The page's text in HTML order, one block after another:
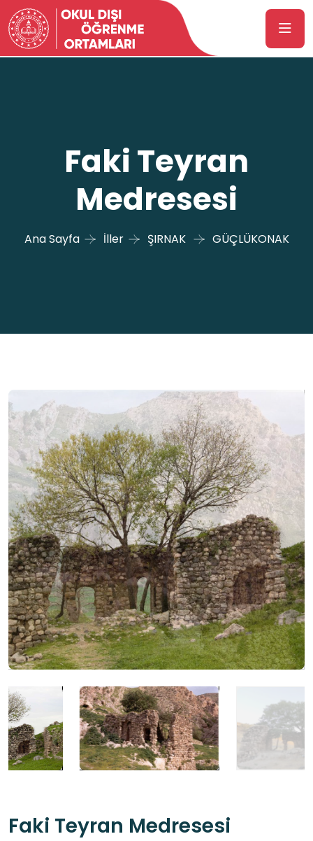
Faki Teyran
Medresesi
Ana Sayfa İller ŞIRNAK GÜÇLÜKONAK
Faki Teyran Medresesi